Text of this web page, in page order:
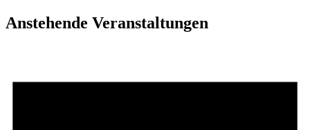
Anstehende Veranstaltungen